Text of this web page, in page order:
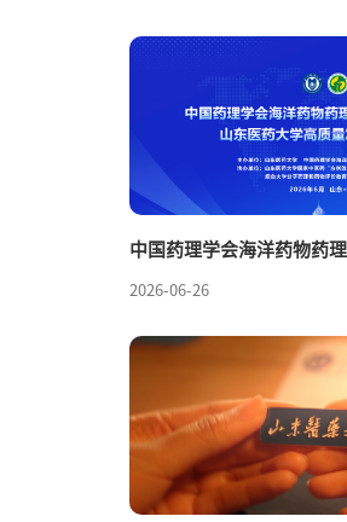
中国药理学会海洋药物药
2026-06-26